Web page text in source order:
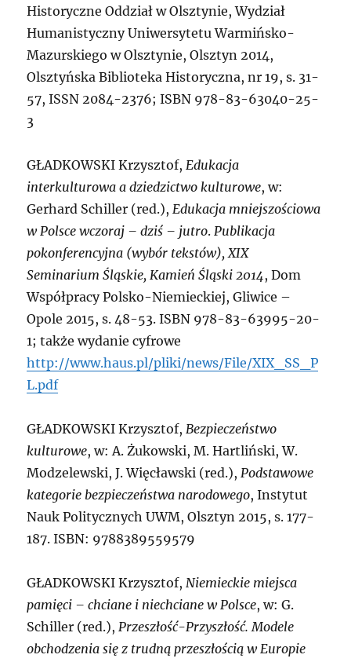
Historyczne Oddział w Olsztynie, Wydział
Humanistyczny Uniwersytetu Warmińsko-
Mazurskiego w Olsztynie, Olsztyn 2014,
Olsztyńska Biblioteka Historyczna, nr 19, s. 31-
57, ISSN 2084-2376; ISBN 978-83-63040-25-
3
GŁADKOWSKIKrzysztof, Edukacja
interkulturowa a dziedzictwo kulturowe, w:
Gerhard Schiller (red.),Edukacja mniejszościowa
w Polsce wczoraj – dziś – jutro.Publikacja
pokonferencyjna (wybór tekstów), XIX
Seminarium Śląskie, Kamień Śląski 2014, Dom
Współpracy Polsko-Niemieckiej, Gliwice –
Opole 2015, s. 48-53. ISBN 978-83-63995-20-
1; także wydanie cyfrowe
http://www.haus.pl/pliki/news/File/XIX_SS_P
L.pdf
GŁADKOWSKIKrzysztof, Bezpieczeństwo
kulturowe, w: A. Żukowski, M. Hartliński, W.
Modzelewski, J. Więcławski (red.),Podstawowe
kategorie bezpieczeństwa narodowego, Instytut
Nauk Politycznych UWM, Olsztyn 2015, s. 177-
187. ISBN: 9788389559579
GŁADKOWSKIKrzysztof, Niemieckie miejsca
pamięci – chciane i niechciane w Polsce, w: G.
Schiller (red.),Przeszłość-Przyszłość. Modele
obchodzenia się z trudną przeszłością w Europie